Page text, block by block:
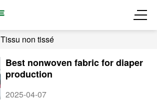
Tissu non tissé
Best nonwoven fabric for diaper
production
2025-04-07